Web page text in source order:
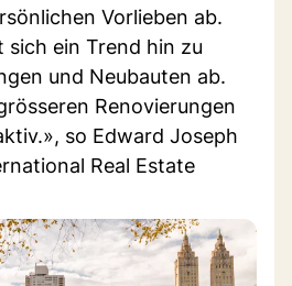
Vorlieben ab.
sich ein Trend hin zu
und Neubauten ab.
Renovierungen
so Edward Joseph
Real Estate